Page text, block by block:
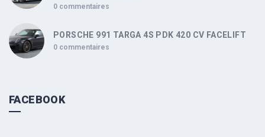
0 commentaires
PORSCHE 991 TARGA 4S PDK 420 CV FACELIFT
0 commentaires
FACEBOOK